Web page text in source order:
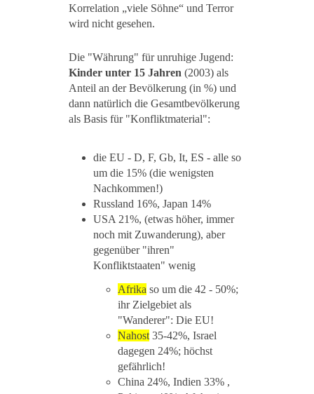
Korrelation „viele Söhne“ und Terror
wird nicht gesehen.
Die "Währung" für unruhige Jugend:
Kinder unter 15 Jahren (2003) als
Anteil an der Bevölkerung (in %) und
dann natürlich die Gesamtbevölkerung
als Basis für "Konfliktmaterial":
die EU - D, F, Gb, It, ES - alle so
um die 15% (die wenigsten
Nachkommen!)
Russland 16%, Japan 14%
USA 21%, (etwas höher, immer
noch mit Zuwanderung), aber
gegenüber "ihren"
Konfliktstaaten" wenig
Afrika so um die 42 - 50%;
ihr Zielgebiet als
"Wanderer": Die EU!
Nahost 35-42%, Israel
dagegen 24%; höchst
gefährlich!
China 24%, Indien 33% ,